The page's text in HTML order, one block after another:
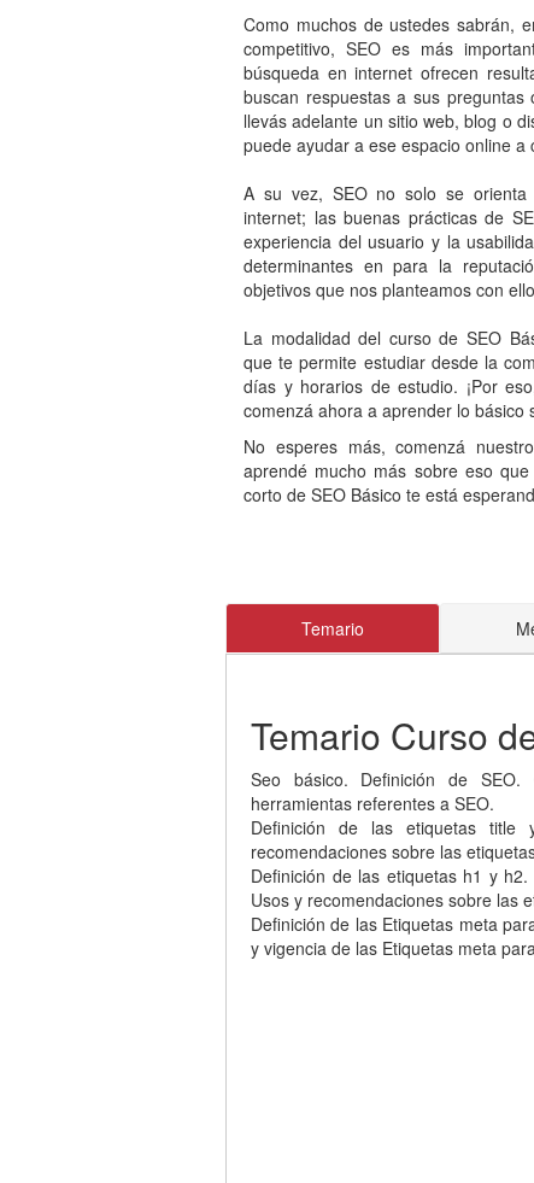
Como muchos de ustedes sabrán,
competitivo, SEO es más
búsqueda en internet ofrecen
buscan respuestas a sus
llevás adelante un sitio web, blog o
puede ayudar a ese espacio online
A su vez, SEO no solo se
internet; las buenas prácticas de
experiencia del usuario y la
determinantes en para la
objetivos que nos planteamos con
La modalidad del curso de SEO
que te permite estudiar desde la
días y horarios de estudio. ¡Por
comenzá ahora a aprender lo básico
No esperes más, comenzá
aprendé mucho más sobre eso
corto de SEO Básico te está
Temario
Temario Curso
Seo básico. Definición de
herramientas referentes a SEO.
Definición de las etiquetas
recomendaciones sobre las
Definición de las etiquetas h1 y
Usos y recomendaciones sobre las
Definición de las Etiquetas meta
y vigencia de las Etiquetas meta